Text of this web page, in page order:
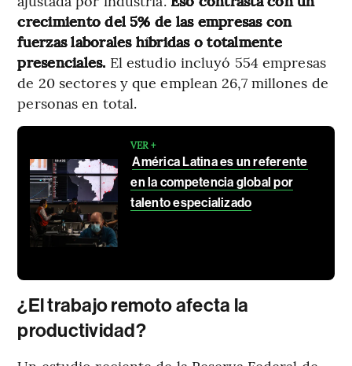
crecimiento del 5% de las empresas con
fuerzas laborales híbridas o totalmente
presenciales. El estudio incluyó 554 empresas
de 20 sectores y que emplean 26,7 millones de
personas en total.
VER +
América Latina es un referente
en la competencia global por
talento especializado
¿El trabajo remoto afecta la
productividad?